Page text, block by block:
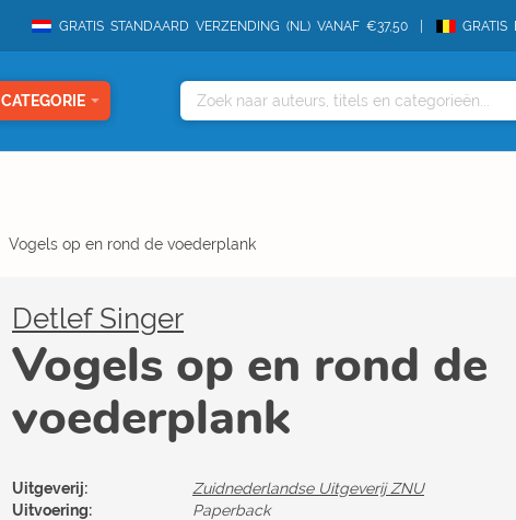
GRATIS STANDAARD VERZENDING (NL) VANAF €37,50 GRATIS
CATEGORIE
Vogels op en rond de voederplank
Detlef Singer
Vogels op en rond de
voederplank
Uitgeverij:
Zuidnederlandse Uitgeverij ZNU
Uitvoering:
Paperback